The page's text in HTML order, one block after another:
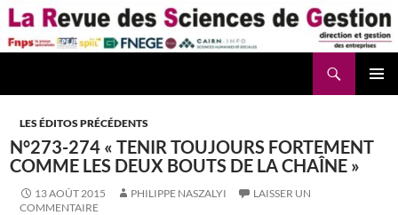
Aller
au
contenu
LES ÉDITOS PRÉCÉDENTS
N°273-274 « TENIR TOUJOURS FORTEMENT
COMME LES DEUX BOUTS DE LA CHAÎNE »
13 AOÛT 2015 PHILIPPE NASZALYI
LAISSER UN
COMMENTAIRE